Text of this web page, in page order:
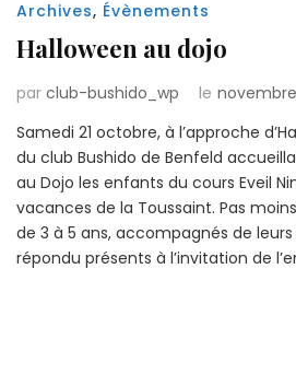
Archives, Évènements
Halloween au dojo
par club-bushido_wp le novembre
Samedi 21 octobre, à l’approche
du club Bushido de Benfeld
au Dojo les enfants du cours Eveil
vacances de la Toussaint. Pas
de 3 à 5 ans, accompagnés de
répondu présents à l’invitation de